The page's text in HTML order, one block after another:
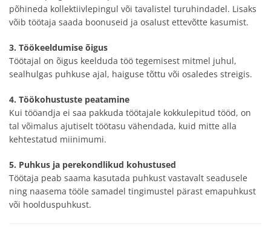
põhineda kollektiivlepingul või tavalistel turuhindadel. Lisaks
võib töötaja saada boonuseid ja osalust ettevõtte kasumist.
3. Töökeeldumise õigus
Töötajal on õigus keelduda töö tegemisest mitmel juhul,
sealhulgas puhkuse ajal, haiguse tõttu või osaledes streigis.
4. Töökohustuste peatamine
Kui tööandja ei saa pakkuda töötajale kokkulepitud tööd, on
tal võimalus ajutiselt töötasu vähendada, kuid mitte alla
kehtestatud miinimumi.
5. Puhkus ja perekondlikud kohustused
Töötaja peab saama kasutada puhkust vastavalt seadusele
ning naasema tööle samadel tingimustel pärast emapuhkust
või hoolduspuhkust.